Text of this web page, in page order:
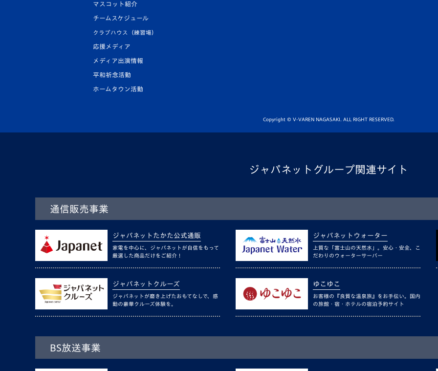
マスコット紹介
チームスケジュール
クラブハウス（練習場）
応援メディア
メディア出演情報
平和祈念活動
ホームタウン活動
Copyright © V-VAREN NAGASAKI. ALL RIGHT RESERVED.
ジャパネットグループ関連サイト
通信販売事業
ジャパネットたかた公式通販
家電を中心に、ジャパネットが自信をもって
厳選した商品だけをご紹介！
ジャパネットウォーター
上質な「富士山の天然水」。安心・安全、こ
だわりのウォーターサーバー
ジャパネットクルーズ
ジャパネットが磨き上げたおもてなしで、感
動の豪華クルーズ体験を。
ゆこゆこ
お客様の『良質な温泉旅』をお手伝い。国内
の旅館・宿・ホテルの宿泊予約サイト
BS放送事業